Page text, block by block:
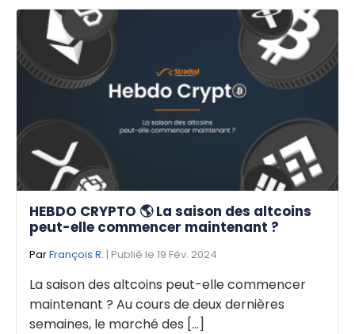
HEBDO CRYPTO 🌎 La saison des altcoins
peut-elle commencer maintenant ?
ParFrançois R. | Publié le 19 Fév. 2024
La saison des altcoins peut-elle commencer
maintenant ? Au cours de deux dernières
semaines, le marché des [...]